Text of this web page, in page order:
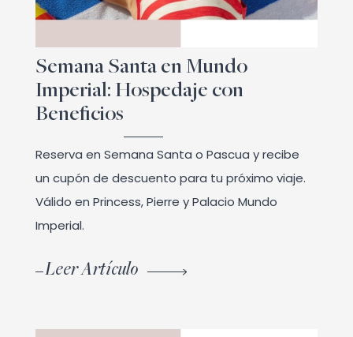
Semana Santa en Mundo
Imperial: Hospedaje con
Beneficios
Reserva en Semana Santa o Pascua y recibe
un cupón de descuento para tu próximo viaje.
Válido en Princess, Pierre y Palacio Mundo
Imperial.
Leer Artículo